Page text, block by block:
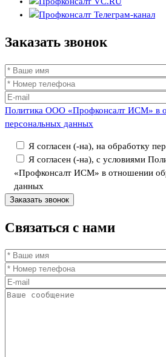
Заказать звонок
Политика ООО «Профконсалт ИСМ» в
персональных данных
Я согласен (-на), на обработку
Я согласен (-на), с условиями
«Профконсалт ИСМ» в отношении
данных
Связаться с нами